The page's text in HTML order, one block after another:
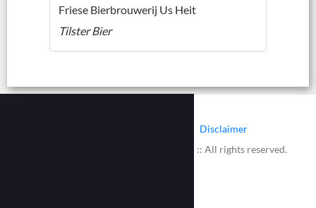
Friese Bierbrouwerij Us Heit
Tilster Bier
Disclaimer
© 2002 - 2026 :: www.bieretiketten.nl :: All rights reserved.